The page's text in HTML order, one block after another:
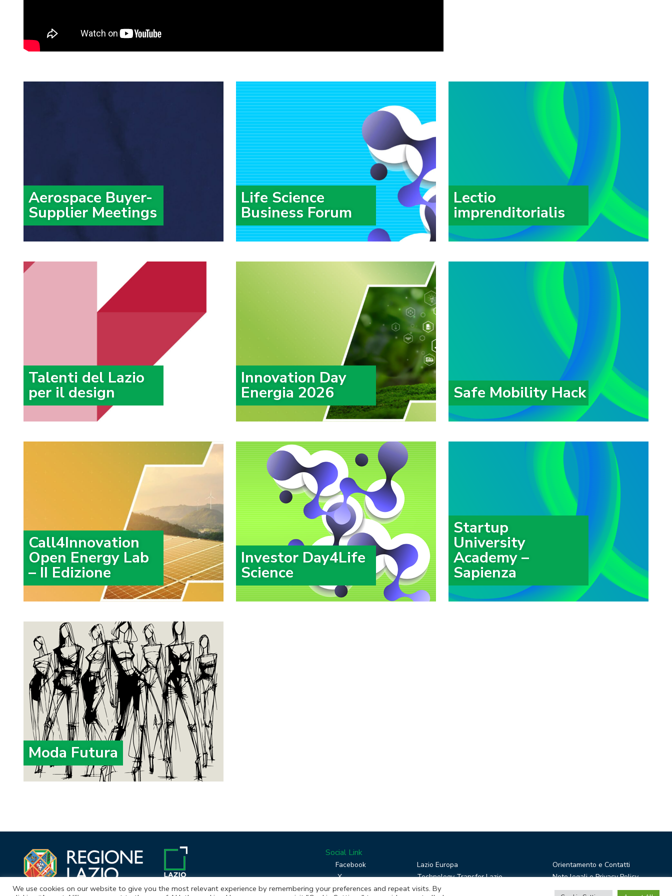
Aerospace Buyer-
Supplier Meetings
Life Science
Business Forum
Lectio
imprenditorialis
Talenti del Lazio
per il design
Innovation Day
Energia 2026 Safe Mobility Hack
Call4Innovation
Open Energy Lab
– II Edizione
Investor Day4Life
Science
Startup
University
Academy –
Sapienza
Moda Futura
Social Link
Facebook
X
Linkedin
Lazio Europa
Technology Transfer Lazio
Boost your Ideas
Orientamento e Contatti
Note legali e Privacy Policy
Privacy Newsletter
We use cookies on our website to give you the most relevant experience by remembering your preferences and repeat visits. By